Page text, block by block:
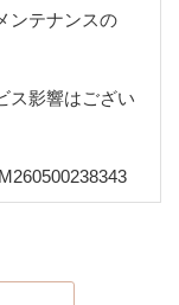
ンテナンスの
ス影響はござい